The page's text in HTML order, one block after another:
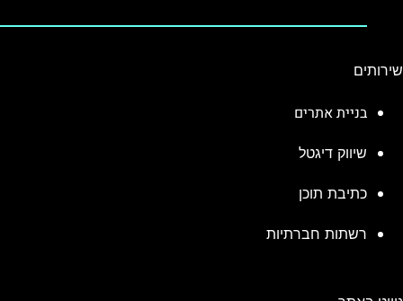
שירותים
בניית אתרים
שיווק דיגטל
כתיבת תוכן
רשתות חברתיות